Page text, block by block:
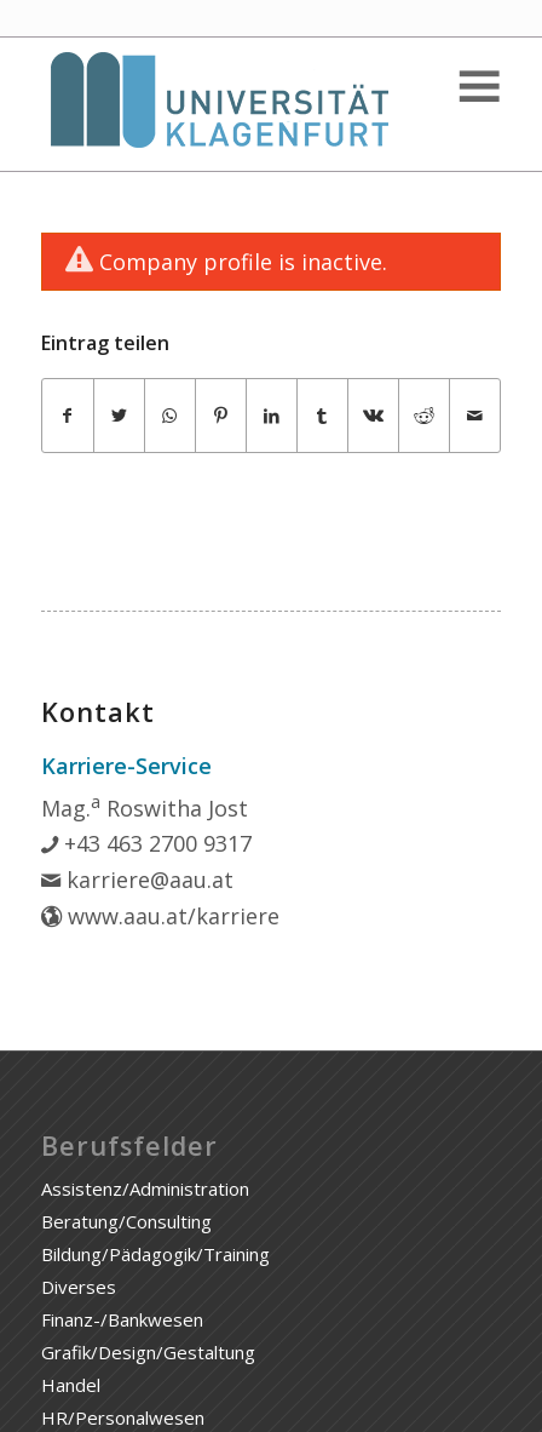
Company profile is inactive.
Eintrag teilen
Kontakt
Karriere-Service
Mag.a Roswitha Jost
+43 463 2700 9317
karriere@aau.at
www.aau.at/karriere
Berufsfelder
Assistenz/Administration
Beratung/Consulting
Bildung/Pädagogik/Training
Diverses
Finanz-/Bankwesen
Grafik/Design/Gestaltung
Handel
HR/Personalwesen